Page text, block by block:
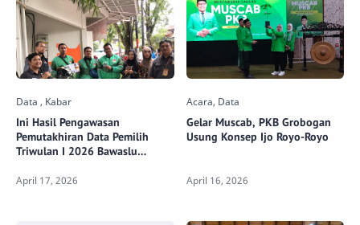
Ini Hasil Pengawasan
Pemutakhiran Data Pemilih
Triwulan I 2026 Bawaslu
Gelar Muscab, PKB Grobogan
Usung Konsep Ijo Royo-Royo